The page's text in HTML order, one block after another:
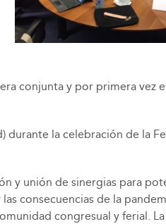
conjunta y por primera vez
durante la celebración de la
y unión de sinergias para
consecuencias de la
congresual y ferial.